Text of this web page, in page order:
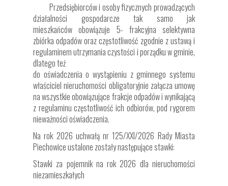
Przedsiębiorców i osoby fizycznych prowadzących
działalności gospodarcze tak samo jak
mieszkańców obowiązuje 5- frakcyjna selektywna
zbiórka odpadów oraz częstotliwość zgodnie z ustawą i
regulaminem utrzymania czystości i porządku w gminie,
dlatego też
do oświadczenia o wystąpieniu z gminnego systemu
właściciel nieruchomości obligatoryjnie załącza umowę
na wszystkie obowiązujące frakcje odpadów i wynikającą
z regulaminu częstotliwość ich odbiorów, pod rygorem
nieważności oświadczenia.
Na rok 2026 uchwałą nr 125/XXI/2026 Rady Miasta
Piechowice ustalone zostały następujące stawki:
Stawki za pojemnik na rok 2026 dla nieruchomości
niezamieszkałych